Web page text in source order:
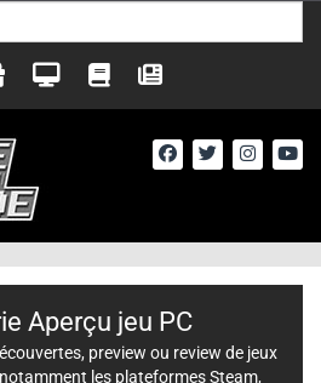
Aperçu jeu PC
preview ou review de jeux
les plateformes Steam,